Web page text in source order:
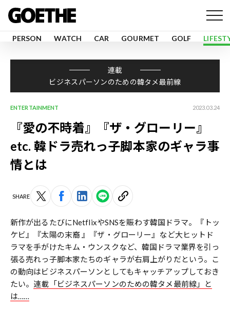
PERSON WATCH CAR GOURMET GOLF
連載
ビジネスパーソンのための韓タメ最前線
ENTERTAINMENT 2023.03.24
『愛の不時着』『ザ・グローリー』
etc. 韓ドラ売れっ子脚本家のギャラ事
情とは
SHARE
新作が出るたびにNetflixやSNSを賑わす韓国ドラマ。『トッ
ケビ』『太陽の末裔 』『ザ・グローリー』など大ヒットド
ラマを手がけたキム・ウンスクなど、韓国ドラマ業界を引っ
張る売れっ子脚本家たちのギャラが右肩上がりだという。こ
の動向はビジネスパーソンとしてもキャッチアップしておき
たい。 連載「ビジネスパーソンのための韓タメ最前線」と
は……